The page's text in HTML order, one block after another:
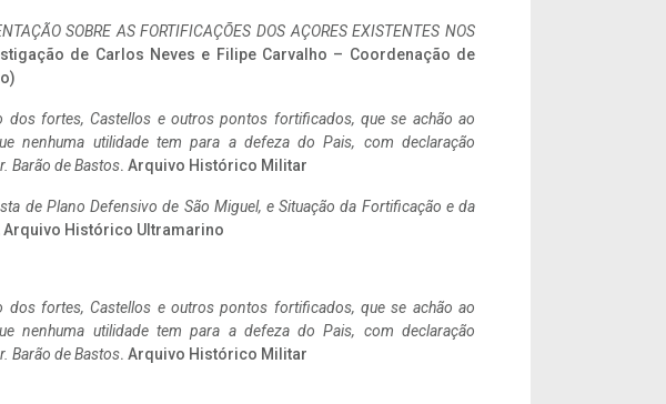
SOBRE AS FORTIFICAÇÕES DOS AÇORES EXISTENTES NOS
de Carlos Neves e Filipe Carvalho – Coordenação de
dos fortes, Castellos e outros pontos fortificados, que se achão ao
nenhuma utilidade tem para a defeza do Pais, com declaração
Barão de Bastos. Arquivo Histórico Militar
de Plano Defensivo de São Miguel, e Situação da Fortificação e da
Arquivo Histórico Ultramarino
dos fortes, Castellos e outros pontos fortificados, que se achão ao
nenhuma utilidade tem para a defeza do Pais, com declaração
Barão de Bastos. Arquivo Histórico Militar